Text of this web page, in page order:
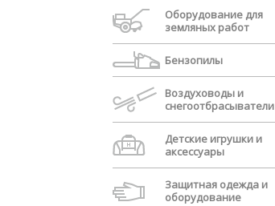
Oборудование для
земляных работ
Бензопилы
Воздуховоды и
cнегоотбрасыватели
Детские игрушки и
аксессуары
Защитная одежда и
оборудование